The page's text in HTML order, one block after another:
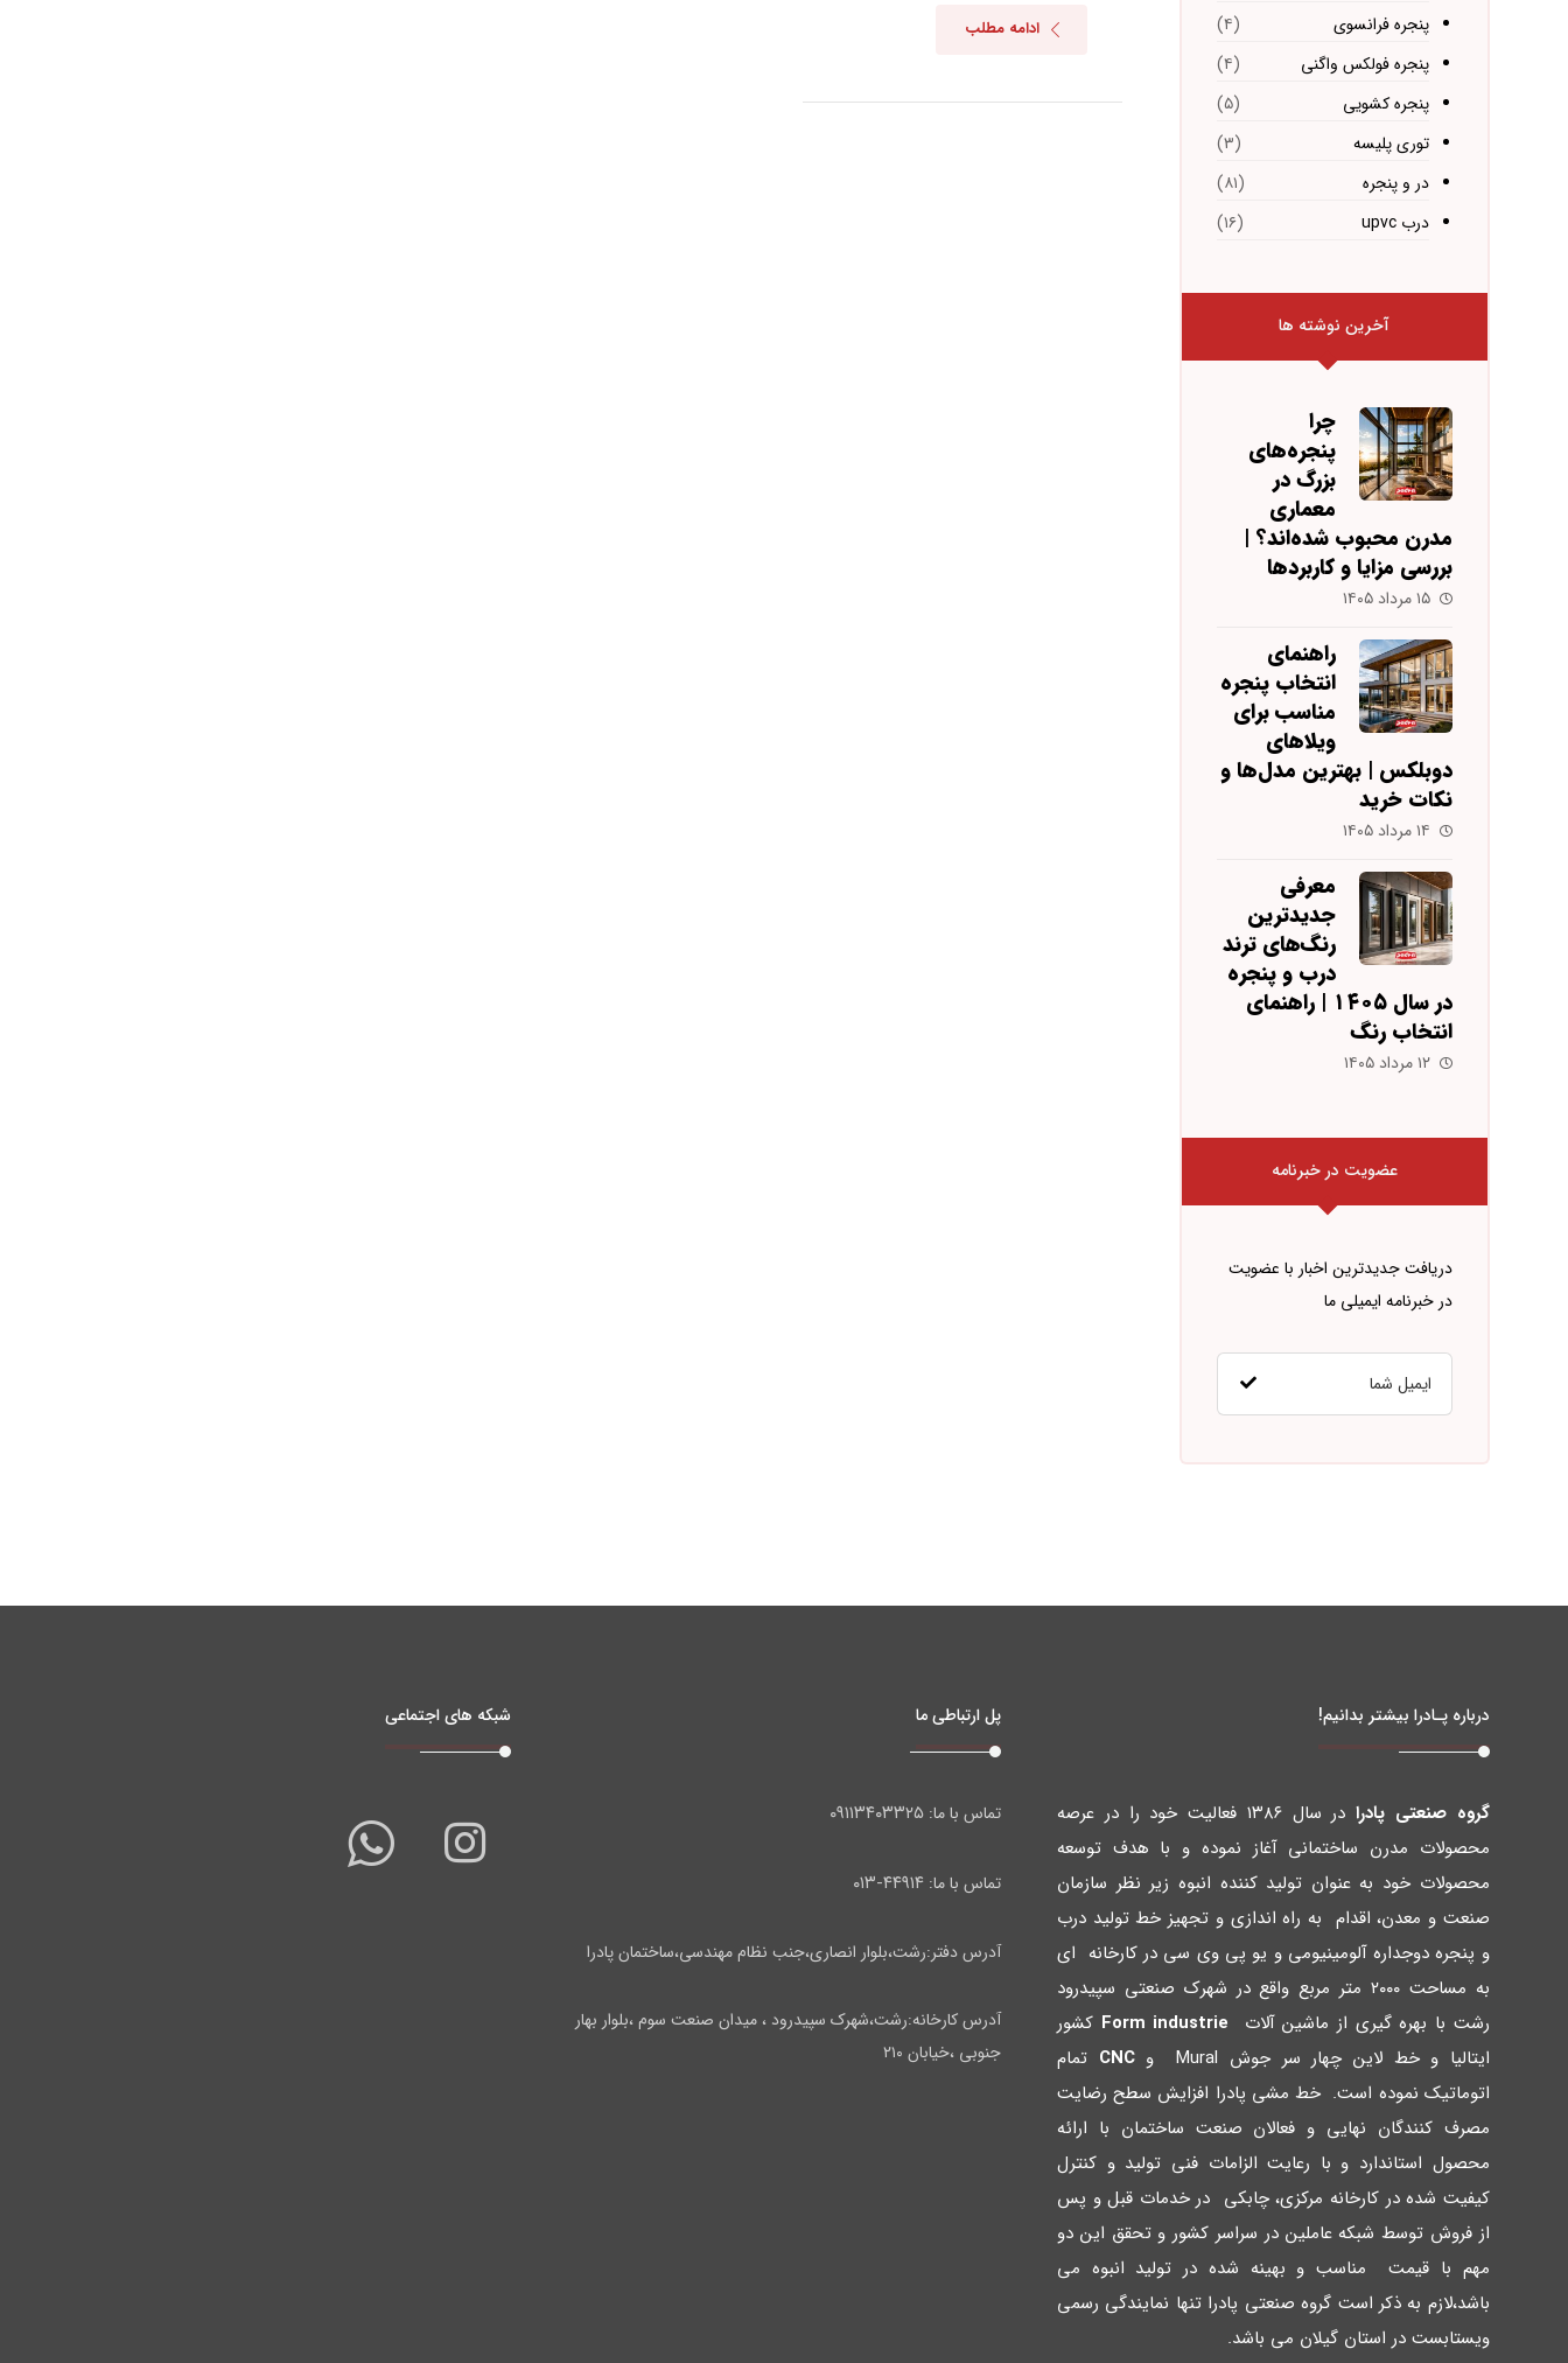
ادامه مطلب
پنجره فرانسوی
(۴)
پنجره فولکس واگنی
(۴)
پنجره کشویی
(۵)
توری پلیسه
(۳)
در و پنجره
(۸۱)
درب upvc
(۱۶)
آخرین نوشته ها
چرا
پنجره‌های
بزرگ در
معماری
مدرن محبوب شده‌اند؟ |
بررسی مزایا و کاربردها
۱۵ مرداد ۱۴۰۵
راهنمای
انتخاب پنجره
مناسب برای
ویلاهای
دوبلکس | بهترین مدل‌ها و
نکات خرید
۱۴ مرداد ۱۴۰۵
معرفی
جدیدترین
رنگ‌های ترند
درب و پنجره
در سال ۱۴۰۵ | راهنمای
انتخاب رنگ
۱۲ مرداد ۱۴۰۵
عضویت در خبرنامه
دریافت جدیدترین اخبار با عضویت
در خبرنامه ایمیلی ما
درباره پـادرا بیشتر بدانیم!
گروه صنعتی پادرا
در سال ۱۳۸۶ فعالیت خود را در عرصه
محصولات مدرن ساختمانی آغاز نموده و با هدف توسعه
محصولات خود به عنوان تولید کننده انبوه زیر نظر سازمان
صنعت و معدن، اقدام به راه اندازي و تجهیز خط تولید درب
و پنجره دوجداره آلومینیومی و یو پی وي سی در کارخانه اي
به مساحت ۲۰۰۰ متر مربع واقع در شهرك صنعتی سپیدرود
رشت با بهره گیري از ماشین آلات Form industrie کشور
ایتالیا و خط لاین چهار سر جوش Mural و
CNC تمام
اتوماتیک نموده است. خط مشی پادرا افزایش سطح رضایت
مصرف کنندگان نهایی و فعالان صنعت ساختمان با ارائه
محصول استاندارد و با رعایت الزامات فنی تولید و کنترل
کیفیت شده در کارخانه مرکزي، چابکی در خدمات قبل و پس
از فروش توسط شبکه عاملین در سراسر کشور و تحقق این دو
مهم با قیمت مناسب و بهینه شده در تولید انبوه می
باشد،لازم به ذکر است گروه صنعتی پادرا تنها نمایندگی رسمی
ویستابست در استان گیلان می باشد.
پل ارتباطی ما
تماس با ما:۰۹۱۱۳۴۰۳۳۲۵
تماس با ما: ۴۴۹۱۴-۰۱۳
آدرس دفتر:رشت،بلوار انصاری،جنب نظام مهندسی،ساختمان پادرا
آدرس کارخانه:رشت،شهرک سپیدرود ، میدان صنعت سوم ،بلوار بهار
جنوبی ،خیابان ۲۱۰
شبکه های اجتماعی